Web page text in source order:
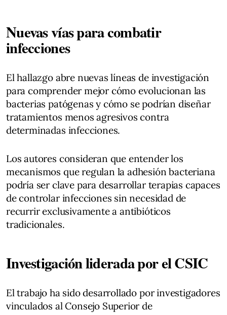
Nuevas vías para combatir
infecciones
El hallazgo abre nuevas líneas de investigación
para comprender mejor cómo evolucionan las
bacterias patógenas y cómo se podrían diseñar
tratamientos menos agresivos contra
determinadas infecciones.
Los autores consideran que entender los
mecanismos que regulan la adhesión bacteriana
podría ser clave para desarrollar terapias capaces
de controlar infecciones sin necesidad de
recurrir exclusivamente a antibióticos
tradicionales.
Investigación liderada por el CSIC
El trabajo ha sido desarrollado por investigadores
vinculados al Consejo Superior de